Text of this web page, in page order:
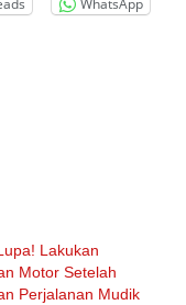
Lakukan
Motor Setelah
Perjalanan Mudik